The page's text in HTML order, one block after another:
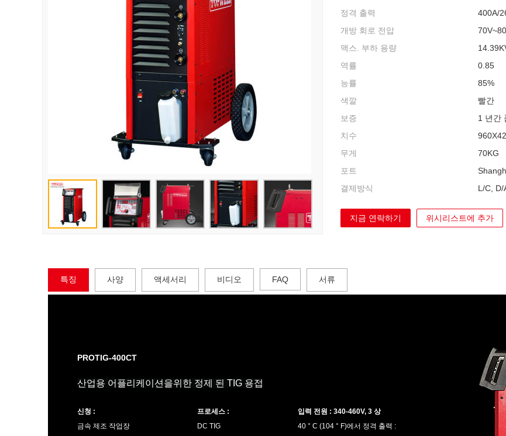
정격 출력
400A/
개방 회로 전압
맥스. 부하 용량
역률
0.85
능률
85%
색깔
빨간
보증
1 년간
치수
무게
70KG
포트
결제방식
L/C, D/
지금 연락하기 위시리스트에 추가
특징 사양 액세서리 비디오 FAQ 서류
PROTIG-400CT
산업용 어플리케이션을위한 정제 된 TIG 용접
신청 :
금속 제조 작업장
프로세스 :
DC TIG
입력 전원 : 340-460V, 3 상
40 ° C (104 ° F)에서 정격 출력 :